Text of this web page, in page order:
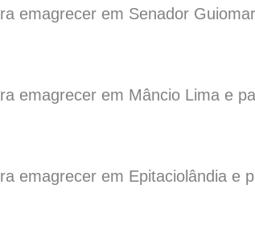
emagrecer em Senador
emagrecer em Mâncio Lima e
emagrecer em Epitaciolândia e